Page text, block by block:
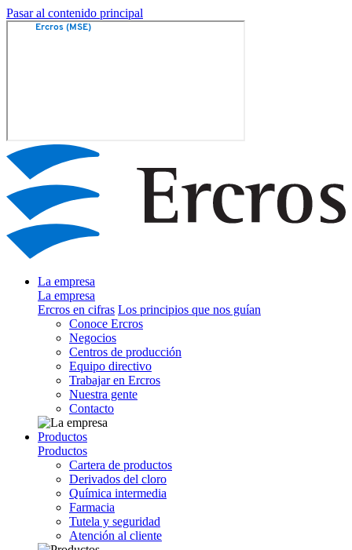
Pasar al contenido principal
La empresa
La empresa
Ercros en cifras Los principios que nos guían
Conoce Ercros
Negocios
Centros de producción
Equipo directivo
Trabajar en Ercros
Nuestra gente
Contacto
Productos
Productos
Cartera de productos
Derivados del cloro
Química intermedia
Farmacia
Tutela y seguridad
Atención al cliente